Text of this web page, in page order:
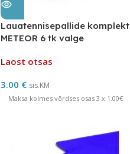
Lauatennisepallide komplekt
METEOR 6 tk valge
Laost otsas
3.00 € sis.KM
Maksa kolmes võrdses osas 3 x 1.00€